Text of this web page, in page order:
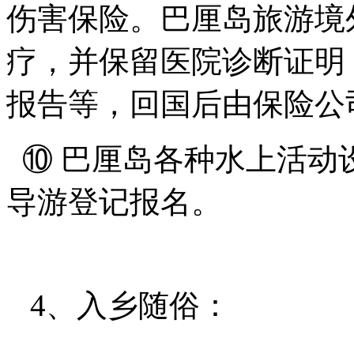
伤害保险。巴厘岛旅游
疗，并保留医院诊断证
报告等，回国后由保险
⑩ 巴厘岛各种水上活动
导游登记报名。
4、入乡随俗：